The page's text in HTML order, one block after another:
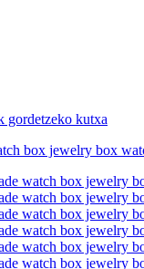
gordetzeko kutxa